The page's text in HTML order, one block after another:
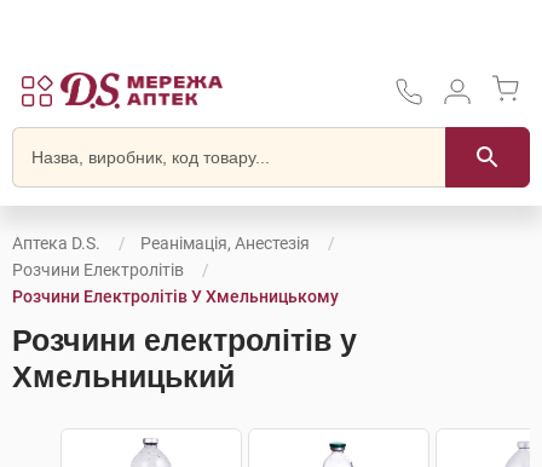
Аптека D.S.
Реанімація, Анестезія
Розчини Електролітів
Розчини Електролітів У Хмельницькому
Розчини електролітів у
Хмельницький